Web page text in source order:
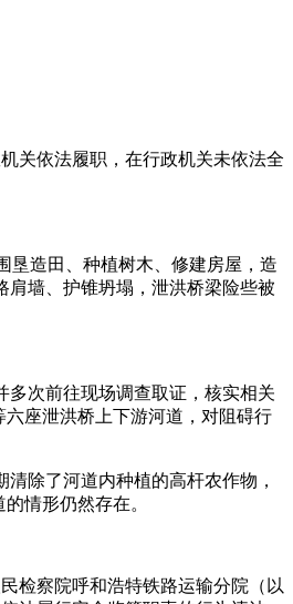
关依法履职，在行政机关未依法全
垦造田、种植树木、修建房屋，造
肩墙、护锥坍塌，泄洪桥梁险些被
多次前往现场调查取证，核实相关
座泄洪桥上下游河道，对阻碍行
除了河道内种植的高杆农作物，
情形仍然存在。
检察院呼和浩特铁路运输分院（以